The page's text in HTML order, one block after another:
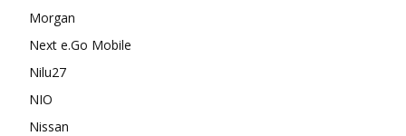
Morgan
Next e.Go Mobile
Nilu27
NIO
Nissan